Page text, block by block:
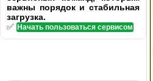
важны порядок и стабильная
загрузка.
✅ Начать пользоваться сервисом